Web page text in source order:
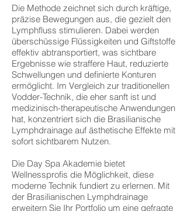
Die Methode zeichnet sich durch kräftige,
präzise Bewegungen aus, die gezielt den
Lymphfluss stimulieren. Dabei werden
überschüssige Flüssigkeiten und Giftstoffe
effektiv abtransportiert, was sichtbare
Ergebnisse wie straffere Haut, reduzierte
Schwellungen und definierte Konturen
ermöglicht. Im Vergleich zur traditionellen
Vodder-Technik, die eher sanft ist und
medizinisch-therapeutische Anwendungen
hat, konzentriert sich die Brasilianische
Lymphdrainage auf ästhetische Effekte mit
sofort sichtbarem Nutzen.
Die Day Spa Akademie bietet
Wellnessprofis die Möglichkeit, diese
moderne Technik fundiert zu erlernen. Mit
der Brasilianischen Lymphdrainage
erweitern Sie Ihr Portfolio um eine gefragte